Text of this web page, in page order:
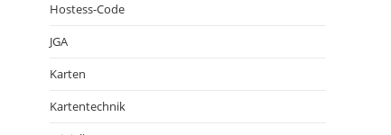
Hostess-Code
JGA
Karten
Kartentechnik